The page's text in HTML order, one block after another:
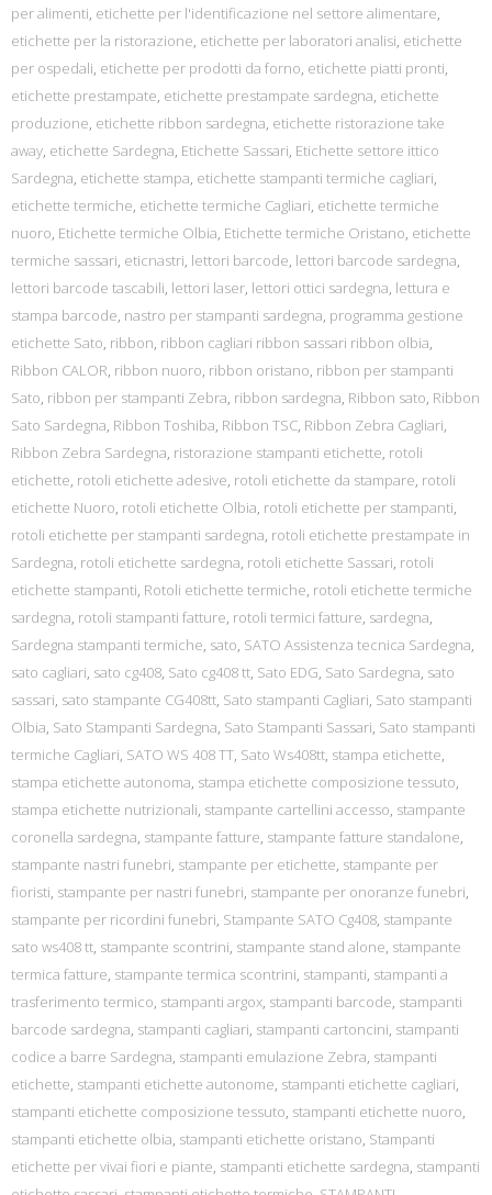
per alimenti, etichette per l'identificazione nel settore alimentare,
etichette per la ristorazione, etichette per laboratori analisi, etichette
per ospedali, etichette per prodotti da forno, etichette piatti pronti,
etichette prestampate, etichette prestampate sardegna, etichette
produzione, etichette ribbon sardegna, etichette ristorazione take
away, etichette Sardegna, Etichette Sassari, Etichette settore ittico
Sardegna, etichette stampa, etichette stampanti termiche cagliari,
etichette termiche, etichette termiche Cagliari, etichette termiche
nuoro, Etichette termiche Olbia, Etichette termiche Oristano, etichette
termiche sassari, eticnastri, lettori barcode, lettori barcode sardegna,
lettori barcode tascabili, lettori laser, lettori ottici sardegna, lettura e
stampa barcode, nastro per stampanti sardegna, programma gestione
etichette Sato, ribbon, ribbon cagliari ribbon sassari ribbon olbia,
Ribbon CALOR, ribbon nuoro, ribbon oristano, ribbon per stampanti
Sato, ribbon per stampanti Zebra, ribbon sardegna, Ribbon sato, Ribbon
Sato Sardegna, Ribbon Toshiba, Ribbon TSC, Ribbon Zebra Cagliari,
Ribbon Zebra Sardegna, ristorazione stampanti etichette, rotoli
etichette, rotoli etichette adesive, rotoli etichette da stampare, rotoli
etichette Nuoro, rotoli etichette Olbia, rotoli etichette per stampanti,
rotoli etichette per stampanti sardegna, rotoli etichette prestampate in
Sardegna, rotoli etichette sardegna, rotoli etichette Sassari, rotoli
etichette stampanti, Rotoli etichette termiche, rotoli etichette termiche
sardegna, rotoli stampanti fatture, rotoli termici fatture, sardegna,
Sardegna stampanti termiche, sato, SATO Assistenza tecnica Sardegna,
sato cagliari, sato cg408, Sato cg408 tt, Sato EDG, Sato Sardegna, sato
sassari, sato stampante CG408tt, Sato stampanti Cagliari, Sato stampanti
Olbia, Sato Stampanti Sardegna, Sato Stampanti Sassari, Sato stampanti
termiche Cagliari, SATO WS 408 TT, Sato Ws408tt, stampa etichette,
stampa etichette autonoma, stampa etichette composizione tessuto,
stampa etichette nutrizionali, stampante cartellini accesso, stampante
coronella sardegna, stampante fatture, stampante fatture standalone,
stampante nastri funebri, stampante per etichette, stampante per
fioristi, stampante per nastri funebri, stampante per onoranze funebri,
stampante per ricordini funebri, Stampante SATO Cg408, stampante
sato ws408 tt, stampante scontrini, stampante stand alone, stampante
termica fatture, stampante termica scontrini, stampanti, stampanti a
trasferimento termico, stampanti argox, stampanti barcode, stampanti
barcode sardegna, stampanti cagliari, stampanti cartoncini, stampanti
codice a barre Sardegna, stampanti emulazione Zebra, stampanti
etichette, stampanti etichette autonome, stampanti etichette cagliari,
stampanti etichette composizione tessuto, stampanti etichette nuoro,
stampanti etichette olbia, stampanti etichette oristano, Stampanti
etichette per vivai fiori e piante, stampanti etichette sardegna, stampanti